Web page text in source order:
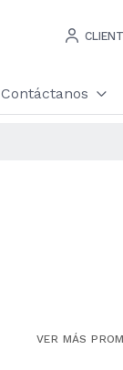
Contáctanos
VER MÁS